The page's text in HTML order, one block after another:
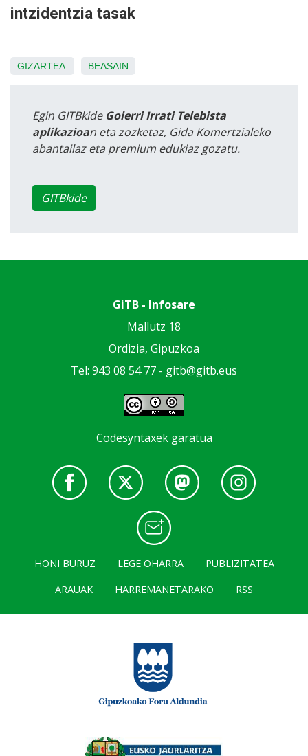
intzidentzia tasak
GIZARTEA BEASAIN
Egin GITBkide Goierri Irrati Telebista
aplikazioan eta zozketaz, Gida Komertzialeko
abantailaz eta premium edukiaz gozatu.
GITBkide
GiTB - Infosare
Mallutz 18
Ordizia, Gipuzkoa
Tel: 943 08 54 77 - gitb@gitb.eus
Codesyntaxek garatua
HONI BURUZ LEGE OHARRA
PUBLIZITATEA
ARAUAK
HARREMANETARAKO RSS